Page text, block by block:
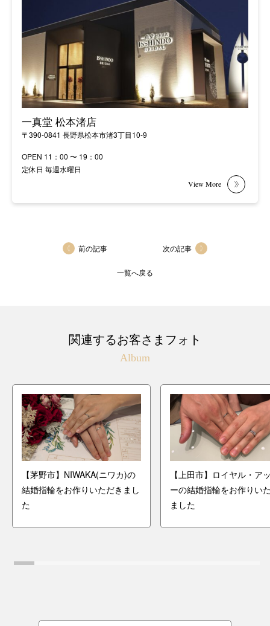
一真堂 松本渚店
〒390-0841 長野県松本市渚3丁目10-9
OPEN 11：00 〜 19：00
定休日 毎週水曜日
前の記事
一覧へ戻る
次の記事
関連するお客さまフォト
Album
【茅野市】NIWAKA(ニワカ)の
結婚指輪をお作りいただきまし
た
【上田市】ロイヤル・ア
ーの結婚指輪をお作りい
ました